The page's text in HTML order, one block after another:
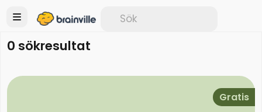
0 sökresultat
Gratis